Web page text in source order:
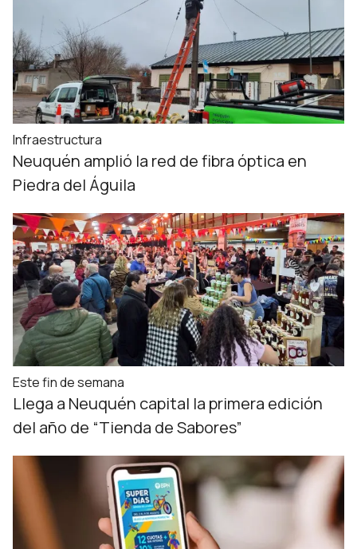
Infraestructura
Neuquén amplió la red de fibra óptica en
Piedra del Águila
Este fin de semana
Llega a Neuquén capital la primera edición
del año de “Tienda de Sabores”